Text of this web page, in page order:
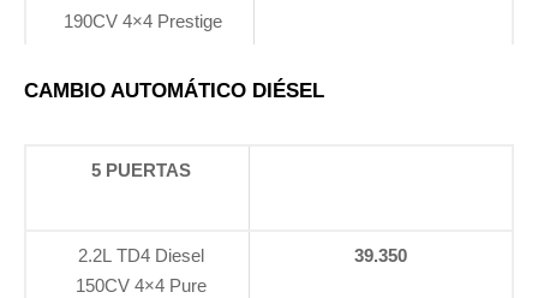
190CV 4×4 Prestige
CAMBIO AUTOMÁTICO DIÉSEL
5 PUERTAS
2.2L TD4 Diesel
150CV 4×4 Pure
39.350